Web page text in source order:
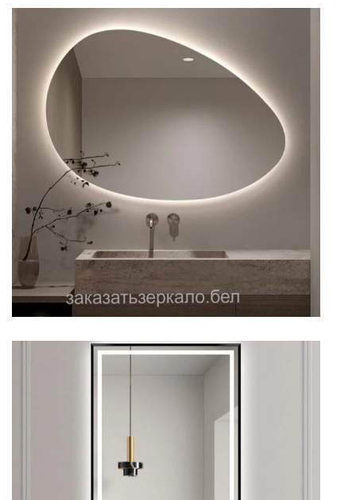
Фигурное зеркало для ванной
Зеркало для светлой ванной
прямоугольное